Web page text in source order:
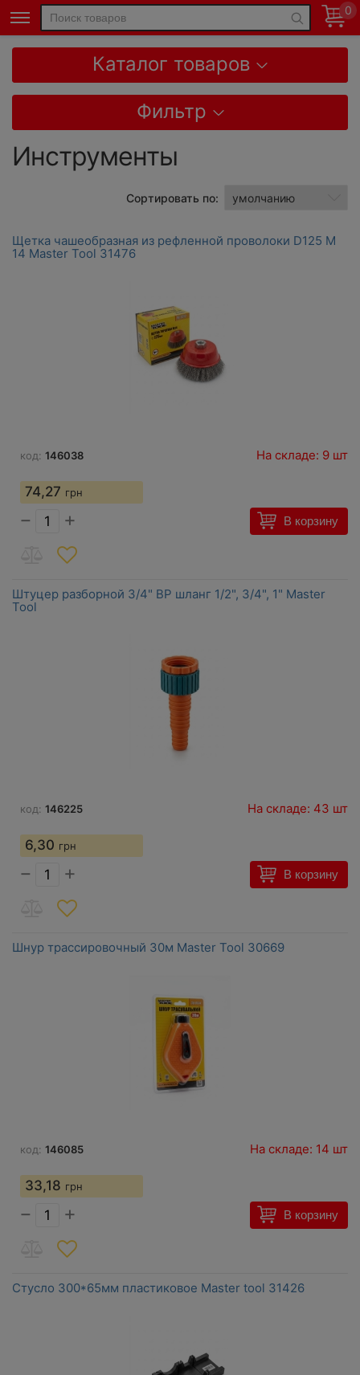
0
Каталог товаров
Фильтр
Инструменты
Сортировать по:
Щетка чашеобразная из рефленной проволоки D125 M
14 Master Tool 31476
код: 146038 На складе: 9 шт
74,27 грн
− + В корзину
Штуцер разборной 3/4" ВР шланг 1/2", 3/4", 1" Master
Tool
код: 146225 На складе: 43 шт
6,30 грн
− + В корзину
Шнур трассировочный 30м Master Tool 30669
код: 146085 На складе: 14 шт
33,18 грн
− + В корзину
Стусло 300*65мм пластиковое Master tool 31426